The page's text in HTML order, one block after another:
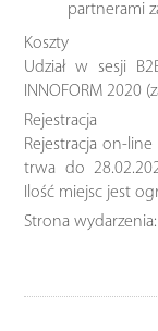
partnerami
Koszty
Udział w sesji
INNOFORM 2020
Rejestracja
Rejestracja on-
trwa do
Ilość miejsc jest
Strona